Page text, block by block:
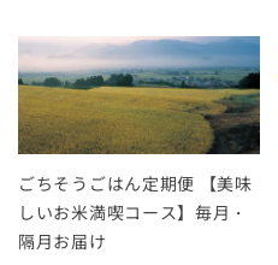
ごちそうごはん定期便 【美味
しいお米満喫コース】毎月・
隔月お届け